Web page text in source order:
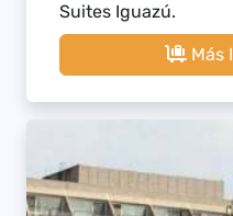
Suites Iguazú.
Más